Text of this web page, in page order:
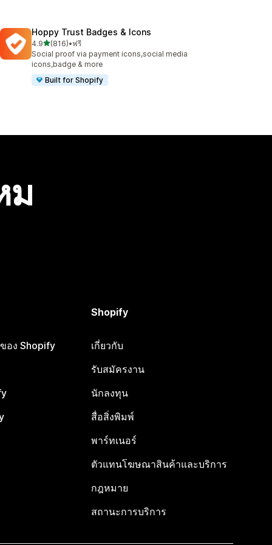
Hoppy Trust Badges & Icons
4.9เต็ม 5 ดาว
(816)
ทั้งหมด 816 รีวิว
•ฟรี
Social proof via payment icons,social media
icons,badge & more
Built for Shopify
ม
อง Shopify
Shopify
เกี่ยวกับ
รับสมัครงาน
นักลงทุน
สื่อสิ่งพิมพ์
พาร์ทเนอร์
ตัวแทนโฆษณาสินค้าและบริการ
กฎหมาย
สถานะการบริการ